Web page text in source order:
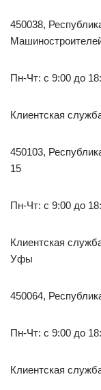
450038,
Пн-Чт: с 9:00 до
Клиентская
450103,
15
Пн-Чт: с 9:00 до
Клиентская
Уфы
450064,
Пн-Чт: с 9:00 до
Клиентская